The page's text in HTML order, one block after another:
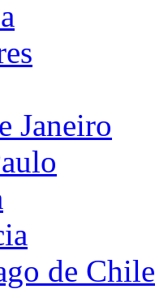
Janeiro
de Chile